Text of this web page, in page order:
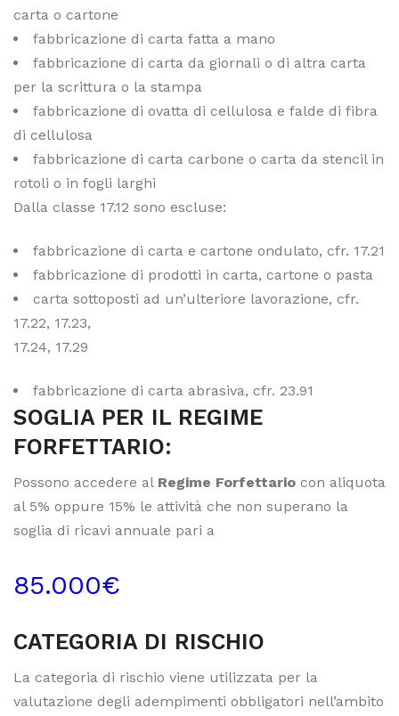
carta o cartone
fabbricazione di carta fatta a mano
fabbricazione di carta da giornali o di altra carta
per la scrittura o la stampa
fabbricazione di ovatta di cellulosa e falde di fibra
di cellulosa
fabbricazione di carta carbone o carta da stencil in
rotoli o in fogli larghi
Dalla classe 17.12 sono escluse:
fabbricazione di carta e cartone ondulato, cfr. 17.21
fabbricazione di prodotti in carta, cartone o pasta
carta sottoposti ad un’ulteriore lavorazione, cfr.
17.22, 17.23,
17.24, 17.29
fabbricazione di carta abrasiva, cfr. 23.91
SOGLIA PER IL REGIME
FORFETTARIO:
Possono accedere al Regime Forfettario con aliquota
al 5% oppure 15% le attività che non superano la
soglia di ricavi annuale pari a
85.000€
CATEGORIA DI RISCHIO
La categoria di rischio viene utilizzata per la
valutazione degli adempimenti obbligatori nell’ambito